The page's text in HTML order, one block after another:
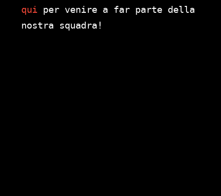
qui per venire a far parte della
nostra squadra!